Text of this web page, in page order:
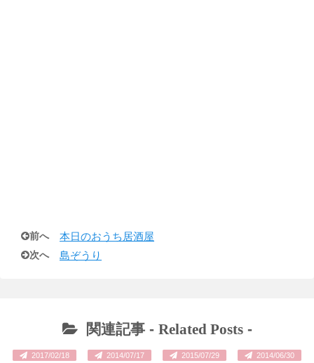
前へ 本日のおうち居酒屋
次へ 島ぞうり
関連記事 - Related Posts-
2017/02/18 2014/07/17 2015/07/29 2014/06/30